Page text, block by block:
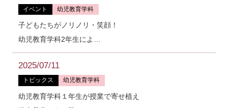
イベント 幼児教育学科
子どもたちがノリノリ・笑顔！
幼児教育学科2年生によ…
2025/07/11
トピックス 幼児教育学科
幼児教育学科１年生が授業で寄せ植え